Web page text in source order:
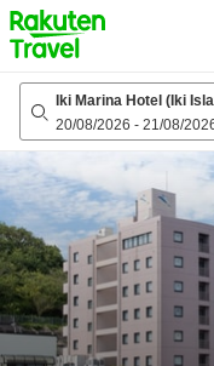
to
top
page
Iki Marina Hotel (Iki
20/08/2026 - 21/08/